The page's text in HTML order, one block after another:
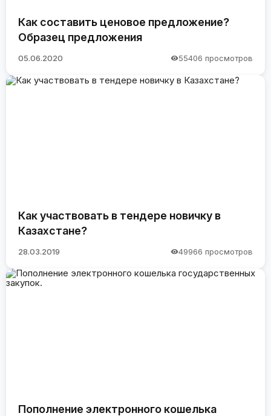
Как составить ценовое предложение?
Образец предложения
05.06.2020 55406 просмотров
Как участвовать в тендере новичку в
Казахстане?
28.03.2019 49966 просмотров
Пополнение электронного кошелька